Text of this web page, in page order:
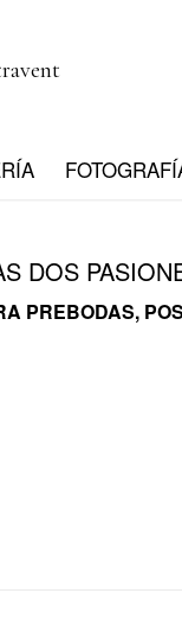
DOS
PREBODAS,